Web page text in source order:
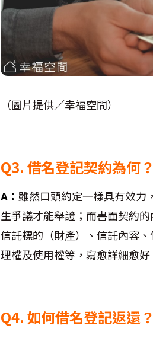
（圖片提供／幸福空間）
Q3. 借名登記契約為何？
A： 雖然口頭約定一樣具有效力
生爭議才能舉證；而書面契約
信託標的（財產）、信託內容
理權及使用權等，寫愈詳細愈好
Q4. 如何借名登記返還？